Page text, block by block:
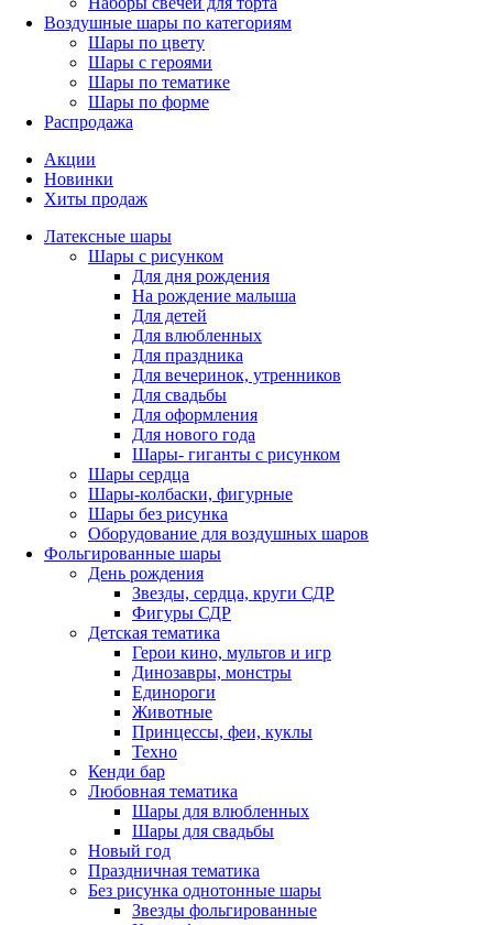
Воздушные шары по категориям
Шары по цвету
Шары с героями
Шары по тематике
Шары по форме
Распродажа
Акции
Новинки
Хиты продаж
Латексные шары
Шары с рисунком
Для дня рождения
На рождение малыша
Для детей
Для влюбленных
Для праздника
Для вечеринок, утренников
Для свадьбы
Для оформления
Для нового года
Шары- гиганты с рисунком
Шары сердца
Шары-колбаски, фигурные
Шары без рисунка
Оборудование для воздушных шаров
Фольгированные шары
День рождения
Звезды, сердца, круги СДР
Фигуры СДР
Детская тематика
Герои кино, мультов и игр
Динозавры, монстры
Единороги
Животные
Принцессы, феи, куклы
Техно
Кенди бар
Любовная тематика
Шары для влюбленных
Шары для свадьбы
Новый год
Праздничная тематика
Без рисунка однотонные шары
Звезды фольгированные